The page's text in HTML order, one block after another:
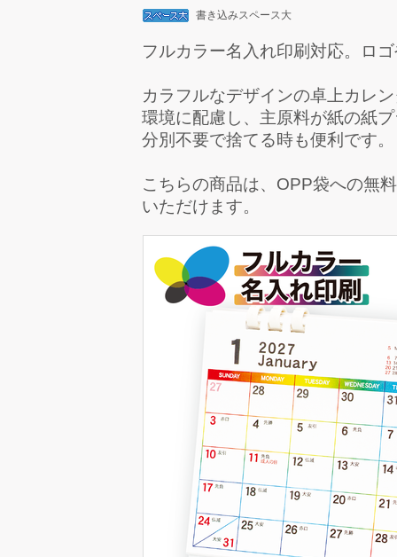
書き込みスペース大
フルカラー名入れ印刷対応。ロ
カラフルなデザインの卓上カレ
環境に配慮し、主原料が紙の紙
分別不要で捨てる時も便利です。
こちらの商品は、 OPP袋への無
いただけます。